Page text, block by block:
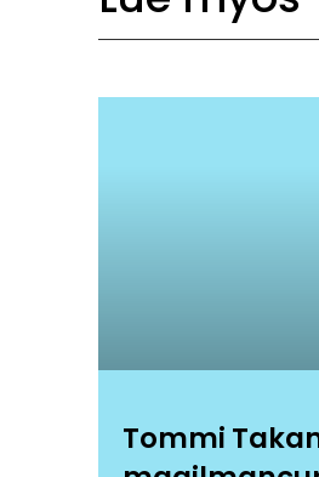
Tommi